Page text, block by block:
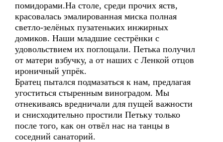
помидорами.На столе, среди прочих яств,
красовалась эмалированная миска полная
светло-зелёных пузатеньких инжирных
домиков. Наши младшие сестрёнки с
удовольствием их поглощали. Петька получил
от матери взбучку, а от наших с Ленкой отцов
ироничный упрёк.
Братец пытался подмазаться к нам, предлагая
угоститься стыренным виноградом. Мы
отнекиваясь вредничали для пущей важности
и снисходительно простили Петьку только
после того, как он отвёл нас на танцы в
соседний санаторий.